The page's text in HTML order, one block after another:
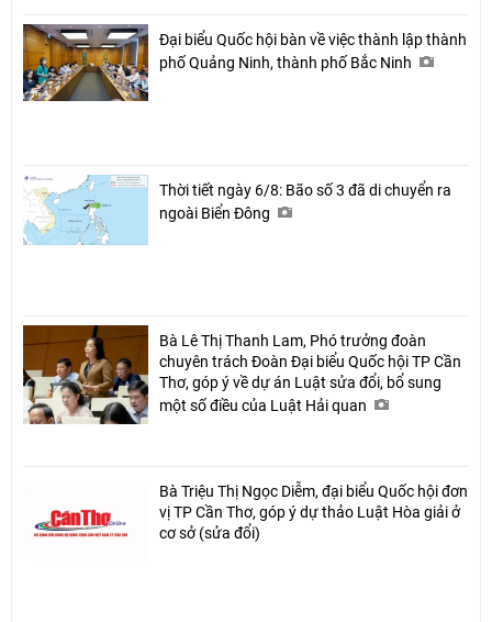
Đại biểu Quốc hội bàn về việc thành lập thành
phố Quảng Ninh, thành phố Bắc Ninh
Thời tiết ngày 6/8: Bão số 3 đã di chuyển ra
ngoài Biển Đông
Bà Lê Thị Thanh Lam, Phó trưởng đoàn
chuyên trách Đoàn Đại biểu Quốc hội TP Cần
Thơ, góp ý về dự án Luật sửa đổi, bổ sung
một số điều của Luật Hải quan
Bà Triệu Thị Ngọc Diễm, đại biểu Quốc hội đơn
vị TP Cần Thơ, góp ý dự thảo Luật Hòa giải ở
cơ sở (sửa đổi)